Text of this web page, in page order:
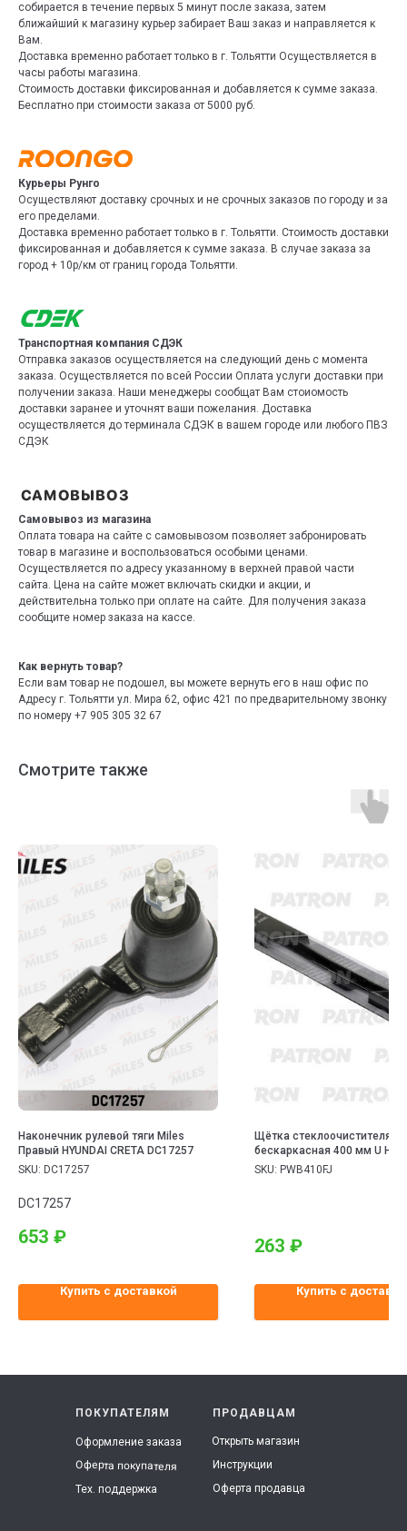
собирается в течение первых 5 минут после заказа, затем
ближайший к магазину курьер забирает Ваш заказ и направляется к
Вам.
Доставка временно работает только в г. Тольятти Осуществляется в
часы работы магазина.
Стоимость доставки фиксированная и добавляется к сумме заказа.
Бесплатно при стоимости заказа от 5000 руб.
Курьеры Рунго
Осуществляют доставку срочных и не срочных заказов по городу и за
его пределами.
Доставка временно работает только в г. Тольятти. Стоимость доставки
фиксированная и добавляется к сумме заказа. В случае заказа за
город + 10р/км от границ города Тольятти.
Транспортная компания СДЭК
Отправка заказов осуществляется на следующий день с момента
заказа. Осуществляется по всей России Оплата услуги доставки при
получении заказа. Наши менеджеры сообщат Вам стоиомость
доставки заранее и уточнят ваши пожелания. Доставка
осуществляется до терминала СДЭК в вашем городе или любого ПВЗ
СДЭК
Самовывоз из магазина
Оплата товара на сайте с самовывозом позволяет забронировать
товар в магазине и воспользоваться особыми ценами.
Осуществляется по адресу указанному в верхней правой части
сайта. Цена на сайте может включать скидки и акции, и
действительна только при оплате на сайте. Для получения заказа
сообщите номер заказа на кассе.
Как вернуть товар?
Если вам товар не подошел, вы можете вернуть его в наш офис по
Адресу г. Тольятти ул. Мира 62, офис 421 по предварительному звонку
по номеру +7 905 305 32 67
Смотрите также
Наконечник рулевой тяги Miles
Правый HYUNDAI CRETA DC17257
SKU: DC17257
DC17257
653 ₽
Купить с доставкой
Щётка стеклоочистителя
бескаркасная 400 мм U
SKU: PWB410FJ
263 ₽
Купить с
ПРОДАВЦАМ
Оферта продавца
Инструкции
Открыть магазин
ПОКУПАТЕЛЯМ
Тех. поддержка
Оферта покупателя
Оформление заказа